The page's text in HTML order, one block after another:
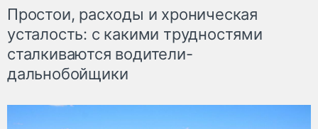
Простои, расходы и хроническая
усталость: с какими трудностями
сталкиваются водители-
дальнобойщики